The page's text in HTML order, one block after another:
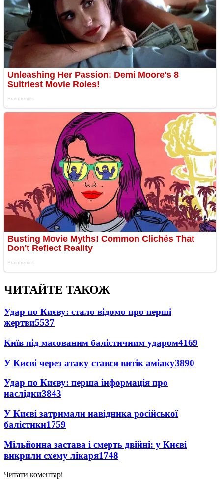
ЧИТАЙТЕ ТАКОЖ
Удар по Києву: стало відомо про перші
жертви5537
Київ під масованим балістичним ударом4169
У Києві через атаку стався витік аміаку3890
Удар по Києву: перша інформація про
наслідки3843
У Києві затримали навідника російської
балістики1759
Мільйонна застава і смерть двійні: у Києві
викрили схему лікаря1748
Читати коментарі